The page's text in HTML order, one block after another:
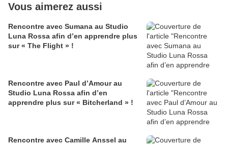
Vous aimerez aussi
Rencontre avec Sumana au Studio
Luna Rossa afin d’en apprendre plus
sur « The Flight » !
Rencontre avec Paul d’Amour au
Studio Luna Rossa afin d’en
apprendre plus sur « Bitcherland » !
Rencontre avec Camille Anssel au